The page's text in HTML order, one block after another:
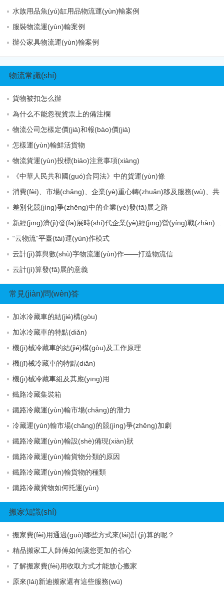
水族用品魚(yú)缸用品物流運(yùn)輸案例
服裝物流運(yùn)輸案例
辦公家具物流運(yùn)輸案例
物流常識(shí)
貨物被扣怎么辦
為什么不能忽視貨票上的備注欄
物流公司怎樣定價(jià)和報(bào)價(jià)
怎樣運(yùn)輸鮮活貨物
物流貨運(yùn)投標(biāo)注意事項(xiàng)
《中華人民共和國(guó)合同法》中的貨運(yùn)條
消費(fèi)、市場(chǎng)、企業(yè)重心轉(zhuǎn)移及服務(wù)、共
差別化競(jìng)爭(zhēng)中的企業(yè)發(fā)展之路
“云物流”平臺(tái)運(yùn)作模式
云計(jì)算與數(shù)字物流運(yùn)作——打造物流信
云計(jì)算發(fā)展的意義
常見(jiàn)問(wèn)答
加冰冷藏車的結(jié)構(gòu)
加冰冷藏車的特點(diǎn)
機(jī)械冷藏車的結(jié)構(gòu)及工作原理
機(jī)械冷藏車的特點(diǎn)
機(jī)械冷藏車組及其應(yīng)用
鐵路冷藏集裝箱
鐵路冷藏運(yùn)輸市場(chǎng)的潛力
冷藏運(yùn)輸市場(chǎng)的競(jìng)爭(zhēng)加劇
鐵路冷藏運(yùn)輸設(shè)備現(xiàn)狀
鐵路冷藏運(yùn)輸貨物分類的原因
鐵路冷藏運(yùn)輸貨物的種類
鐵路冷藏貨物如何托運(yùn)
搬家知識(shí)
搬家費(fèi)用通過(guò)哪些方式來(lái)計(jì)算的呢？
精品搬家工人師傅如何讓您更加的省心
了解搬家費(fèi)用收取方式才能放心搬家
原來(lái)新迪搬家還有這些服務(wù)